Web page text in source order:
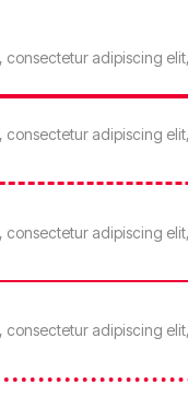
consectetur adipiscing
consectetur adipiscing
consectetur adipiscing
consectetur adipiscing